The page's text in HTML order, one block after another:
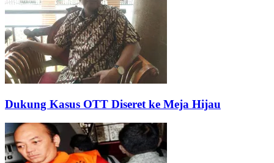
Dukung Kasus OTT Diseret ke Meja Hijau